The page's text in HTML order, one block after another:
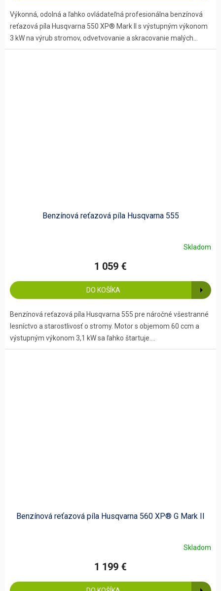
Výkonná, odolná a ľahko ovládateľná profesionálna benzínová
reťazová píla Husqvarna 550 XP® Mark II s výstupným výkonom
3 kW na výrub stromov, odvetvovanie a skracovanie malých...
Benzínová reťazová píla Husqvarna 555
Skladom
1 059 €
DO KOŠÍKA
Benzínová reťazová píla Husqvarna 555 pre náročné všestranné
lesníctvo a starostlivosť o stromy. Motor s objemom 60 ccm a
výstupným výkonom 3,1 kW sa ľahko štartuje....
Benzínová reťazová píla Husqvarna 560 XP® G Mark II
Skladom
1 199 €